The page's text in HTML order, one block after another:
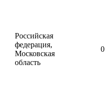
Российская
федерация,
Московская
область
0